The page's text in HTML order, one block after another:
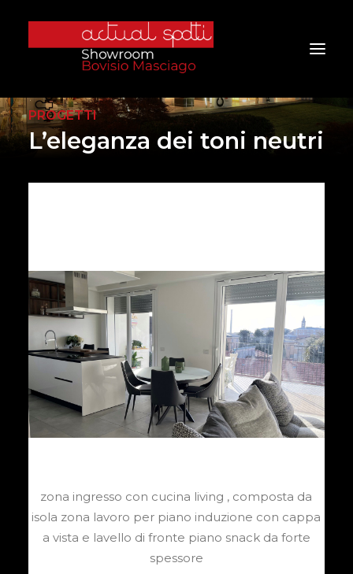
Home
Marchi
Progetti
Contatti
PROGETTI
L’eleganza dei toni neutri
zona ingresso con cucina living , composta da
isola zona lavoro per piano induzione con cappa
a vista e lavello di fronte piano snack da forte
spessore